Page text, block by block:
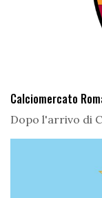
Calciomercato
Dopo l'arrivo di